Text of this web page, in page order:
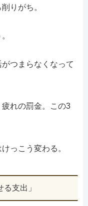
りがち。
つまらなくなって
れの罰金。この3
っこう変わる。
支出」